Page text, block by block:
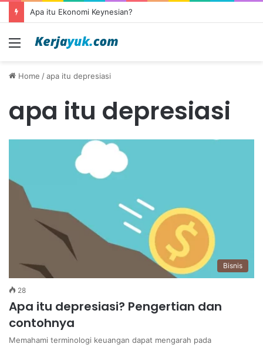
Apa itu Ekonomi Keynesian?
Menu
Home /apa itu depresiasi
apa itu depresiasi
Bisnis
28
Apa itu depresiasi? Pengertian dan
contohnya
Memahami terminologi keuangan dapat mengarah pada